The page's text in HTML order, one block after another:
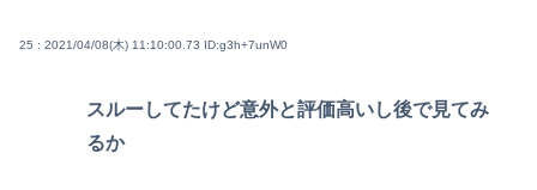
25 : 2021/04/08(木) 11:10:00.73 ID:g3h+7unW0
スルーしてたけど意外と評価高いし後で見てみ
るか